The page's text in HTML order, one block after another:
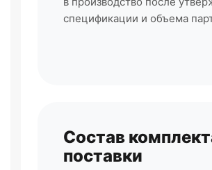
спецификации и объема
Состав
поставки